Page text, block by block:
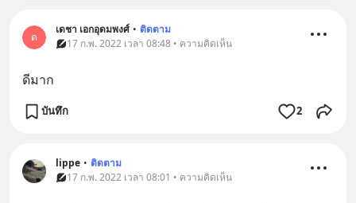
ด
เดชา เอกอุดมพงศ์ • ติดตาม
17 ก.พ. 2022 เวลา 08:48 • ความคิดเห็น
ดีมาก
บันทึก 2
lippe • ติดตาม
17 ก.พ. 2022 เวลา 08:01 • ความคิดเห็น